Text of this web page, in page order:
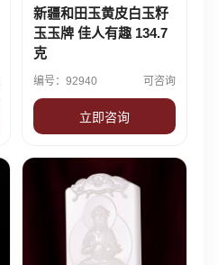
新疆和田玉黄皮白玉籽
玉玉牌 佳人有趣 134.7
克
编号：92940 可咨询
立即咨询